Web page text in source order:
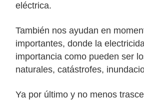
eléctrica.
También nos ayudan en
importantes, donde la
importancia como pueden ser
naturales, catástrofes,
Ya por último y no menos